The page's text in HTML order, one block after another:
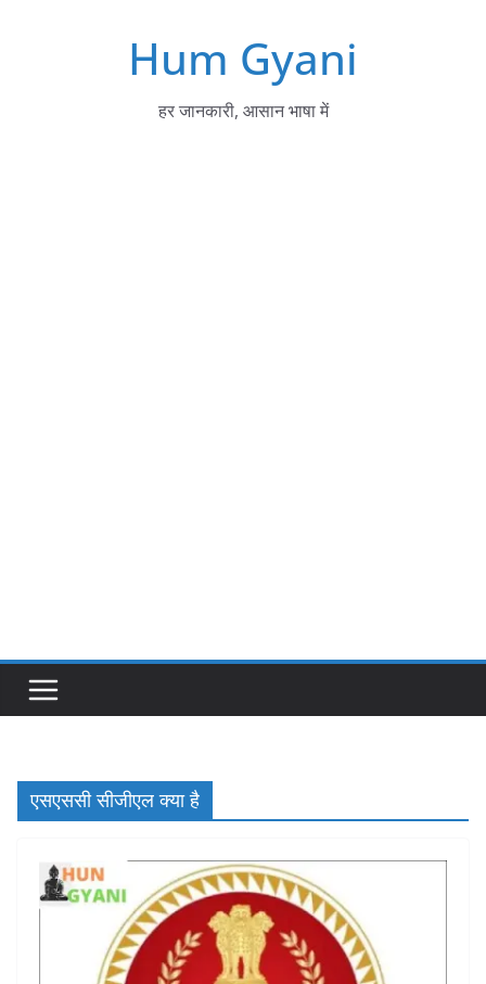
Hum Gyani
हर जानकारी, आसान भाषा में
एसएससी सीजीएल क्या है